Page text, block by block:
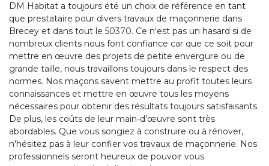
DM Habitat a toujours été un choix de référence en tant
que prestataire pour divers travaux de maçonnerie dans
Brecey et dans tout le 50370. Ce n'est pas un hasard si de
nombreux clients nous font confiance car que ce soit pour
mettre en œuvre des projets de petite envergure ou de
grande taille, nous travaillons toujours dans le respect des
normes. Nos maçons savent mettre au profit toutes leurs
connaissances et mettre en œuvre tous les moyens
nécessaires pour obtenir des résultats toujours satisfaisants.
De plus, les coûts de leur main-d'œuvre sont très
abordables. Que vous songiez à construire ou à rénover,
n'hésitez pas à leur confier vos travaux de maçonnerie. Nos
professionnels seront heureux de pouvoir vous